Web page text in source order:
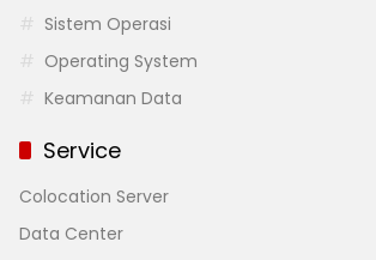
Sistem Operasi
Operating System
Keamanan Data
Service
Colocation Server
Data Center